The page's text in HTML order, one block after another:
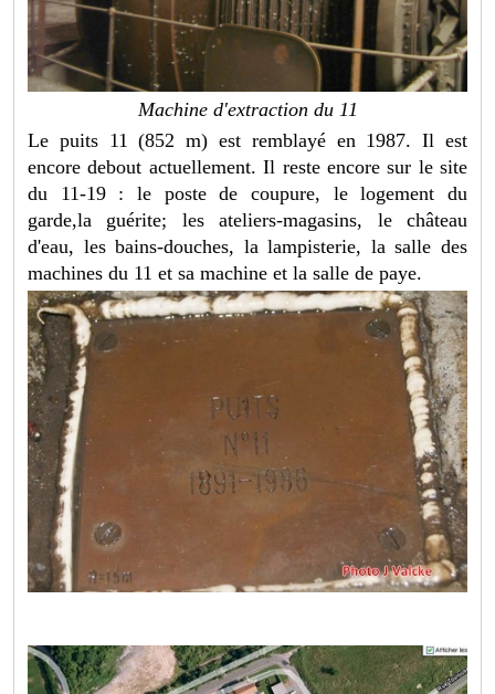
Machine d'extraction du 11
Le puits 11 (852 m) est remblayé en 1987. Il est
encore debout actuellement. Il reste encore sur le site
du 11-19 : le poste de coupure, le logement du
garde,la guérite; les ateliers-magasins, le château
d'eau, les bains-douches, la lampisterie, la salle des
machines du 11 et sa machine et la salle de paye.